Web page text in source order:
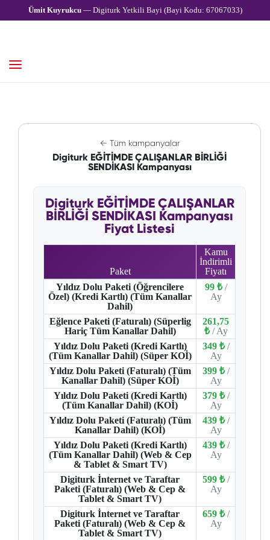
Ümit Kuyrukcu— Digiturk Yetkili Bayi (Bayi Kodu: 67067033)
← Tüm kampanyalar
Digiturk EĞİTİMDE ÇALIŞANLAR BİRLİĞİ
SENDİKASI Kampanyası
Digiturk EĞİTİMDE ÇALIŞANLAR
BİRLİĞİ SENDİKASI Kampanyası
Fiyat Listesi
Paket
Kamu
İndirimli
Fiyatı
Yıldız Dolu Paketi (Öğrencilere
Özel) (Kredi Kartlı) (Tüm Kanallar
Dahil)
99 ₺ /
Ay
Eğlence Paketi (Faturalı) (Süperlig
Hariç Tüm Kanallar Dahil)
261,75
₺ / Ay
Yıldız Dolu Paketi (Kredi Kartlı)
(Tüm Kanallar Dahil) (Süper KOİ)
349 ₺ /
Ay
Yıldız Dolu Paketi (Faturalı) (Tüm
Kanallar Dahil) (Süper KOİ)
399 ₺ /
Ay
Yıldız Dolu Paketi (Kredi Kartlı)
(Tüm Kanallar Dahil) (KOİ)
379 ₺ /
Ay
Yıldız Dolu Paketi (Faturalı) (Tüm
Kanallar Dahil) (KOİ)
439 ₺ /
Ay
Yıldız Dolu Paketi (Kredi Kartlı)
(Tüm Kanallar Dahil) (Web & Cep
& Tablet & Smart TV)
439 ₺ /
Ay
Digiturk İnternet ve Taraftar
Paketi (Faturalı) (Web & Cep &
Tablet & Smart TV)
599 ₺ /
Ay
Digiturk İnternet ve Taraftar
Paketi (Faturalı) (Web & Cep &
Tablet & Smart TV)
659 ₺ /
Ay